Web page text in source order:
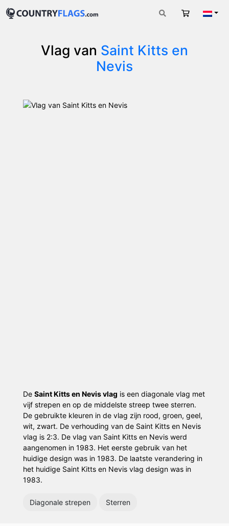
Vlag van Saint Kitts en
Nevis
De Saint Kitts en Nevis vlag is een diagonale vlag met
vijf strepen en op de middelste streep twee sterren.
De gebruikte kleuren in de vlag zijn rood, groen, geel,
wit, zwart. De verhouding van de Saint Kitts en Nevis
vlag is 2:3. De vlag van Saint Kitts en Nevis werd
aangenomen in 1983. Het eerste gebruik van het
huidige design was in 1983. De laatste verandering in
het huidige Saint Kitts en Nevis vlag design was in
1983.
Diagonale strepen Sterren